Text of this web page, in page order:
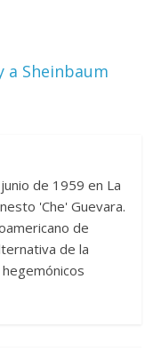
a Sheinbaum
de 1959 en La
'Che' Guevara.
de
de la